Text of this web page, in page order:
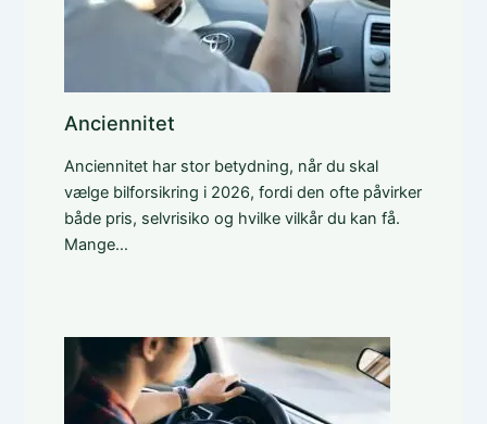
Anciennitet
Anciennitet har stor betydning, når du skal
vælge bilforsikring i 2026, fordi den ofte påvirker
både pris, selvrisiko og hvilke vilkår du kan få.
Mange…